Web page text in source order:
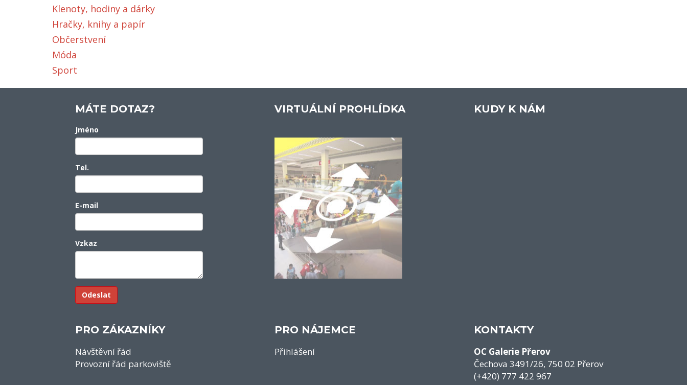
Klenoty, hodiny a dárky
Hračky, knihy a papír
Občerstvení
Móda
Sport
MÁTE DOTAZ?
Jméno
Tel.
E-mail
Vzkaz
VIRTUÁLNÍ PROHLÍDKA KUDY K NÁM
PRO ZÁKAZNÍKY
Návštěvní řád
Provozní řád parkoviště
PRO NÁJEMCE
Přihlášení
KONTAKTY
OC Galerie Přerov
Čechova 3491/26, 750 02 Přerov
(+420) 777 422 967